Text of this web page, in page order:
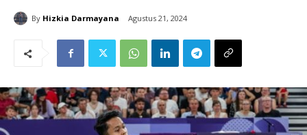
By Hizkia Darmayana Agustus 21, 2024